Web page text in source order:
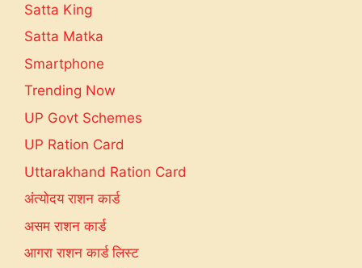
Satta King
Satta Matka
Smartphone
Trending Now
UP Govt Schemes
UP Ration Card
Uttarakhand Ration Card
अंत्योदय राशन कार्ड
असम राशन कार्ड
आगरा राशन कार्ड लिस्ट